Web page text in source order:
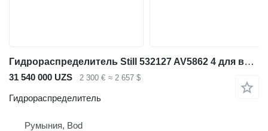
Гидрораспределитель Still 532127 AV5862 4 для вилочного погрузчика
31 540 000 UZS 2 300 € ≈ 2 657 $
Гидрораспределитель
Румыния, Bod